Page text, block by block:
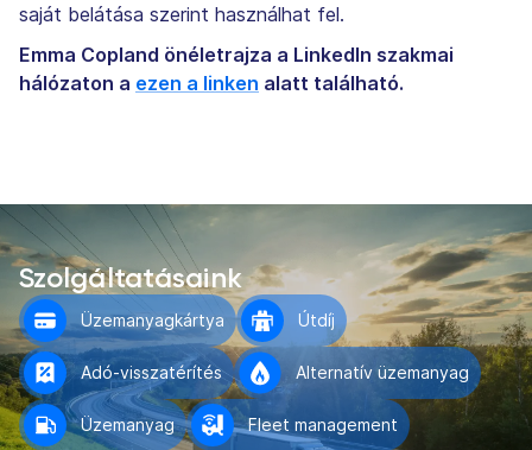
saját belátása szerint használhat fel.
Emma Copland önéletrajza a LinkedIn szakmai
hálózaton a ezen a linken alatt található.
Szolgáltatásaink
Üzemanyagkártya Útdíj
Adó-visszatérítés Alternatív üzemanyag
Üzemanyag Fleet management